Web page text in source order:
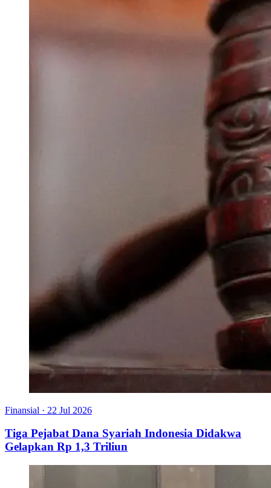
Finansial · 22 Jul 2026
Tiga Pejabat Dana Syariah Indonesia Didakwa
Gelapkan Rp 1,3 Triliun